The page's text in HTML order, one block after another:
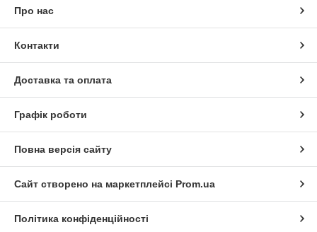
Про нас
Контакти
Доставка та оплата
Графік роботи
Повна версія сайту
Сайт створено на маркетплейсі Prom.ua
Політика конфіденційності